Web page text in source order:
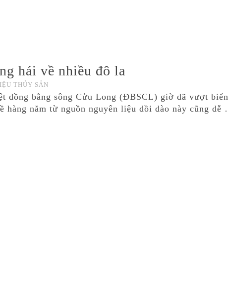
hái về nhiều đô la
THỦY SẢN
đồng bằng sông Cửu Long (ĐBSCL) giờ đã vượt
hàng năm từ nguồn nguyên liệu dồi dào này cũng dễ